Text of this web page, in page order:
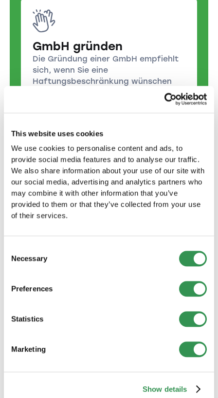
This website uses cookies
We use cookies to personalise content and ads, to
provide social media features and to analyse our traffic.
We also share information about your use of our site with
our social media, advertising and analytics partners who
may combine it with other information that you’ve
provided to them or that they’ve collected from your use
of their services.
Selection
Necessary
Preferences
Statistics
Marketing
Show details
GmbH gründen
Die Gründung einer GmbH empfiehlt
sich, wenn Sie eine
Haftungsbeschränkung wünschen
führen möchten.
GmbH Gründen
AG gründen
Die Wahl einer AG empfiehlt sich,
mit vielen Aktionären gründen und
wollen.
Benötigen Sie Hilfe?
Firmengründer:innen sicherstellen möchten,